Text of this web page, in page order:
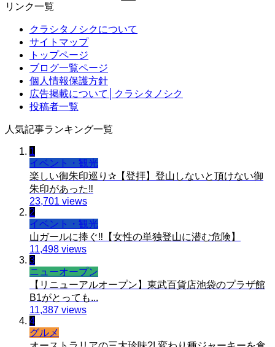
リンク一覧
クラシタノシクについて
サイトマップ
トップページ
ブログ一覧ページ
個人情報保護方針
広告掲載について│クラシタノシク
投稿者一覧
人気記事ランキング一覧
1
イベント・観光
楽しい御朱印巡り✰【登拝】登山しないと頂けない御
朱印があった‼️
23,701 views
2
イベント・観光
山ガールに捧ぐ‼️【女性の単独登山に潜む危険】
11,498 views
3
ニューオープン
【リニューアルオープン】東武百貨店池袋のプラザ館
B1がとっても...
11,387 views
4
グルメ